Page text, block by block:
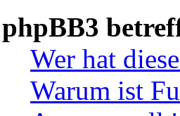
phpBB3
Wer hat
Warum ist